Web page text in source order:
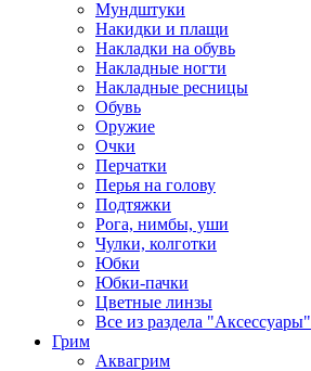
Мундштуки
Накидки и плащи
Накладки на обувь
Накладные ногти
Накладные ресницы
Обувь
Оружие
Очки
Перчатки
Перья на голову
Подтяжки
Рога, нимбы, уши
Чулки, колготки
Юбки
Юбки-пачки
Цветные линзы
Все из раздела "Аксессуары"
Грим
Аквагрим